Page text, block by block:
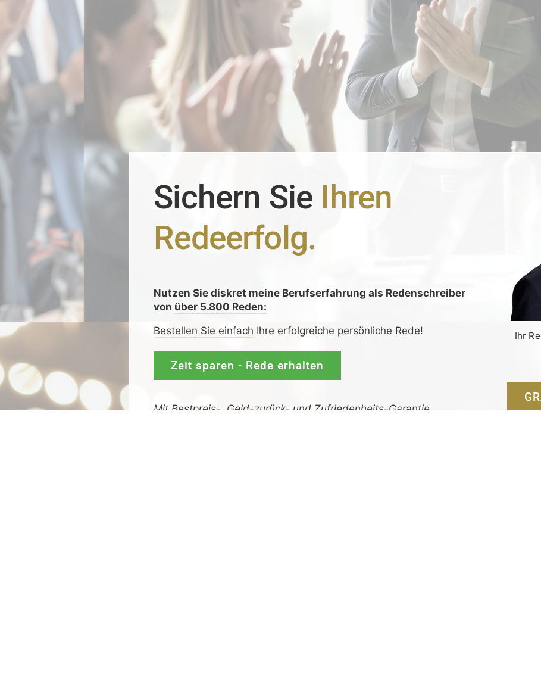
Sichern Sie Ihren
Redeerfolg.
Nutzen Siediskret meine Berufserfahrung als Redenschreiber
von über 5.800 Reden:
Bestellen Sie einfach Ihre erfolgreiche persönliche Rede!
Zeit sparen - Rede erhalten
Mit Bestpreis-, Geld-zurück- und Zufrieden­­heits-Garantie.
Ihr